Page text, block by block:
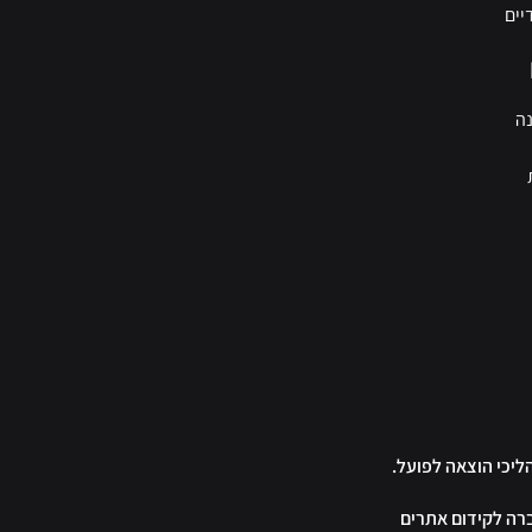
הוצאה לפועל.
לקידום אתרים